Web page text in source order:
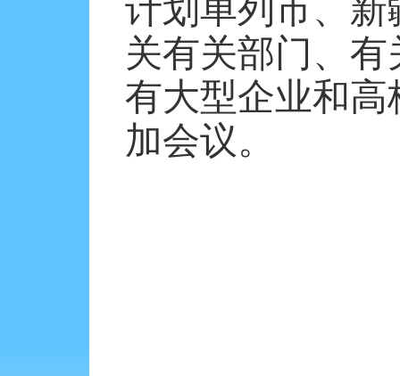
计划单列市、
关有关部门、
有大型企业和
加会议。